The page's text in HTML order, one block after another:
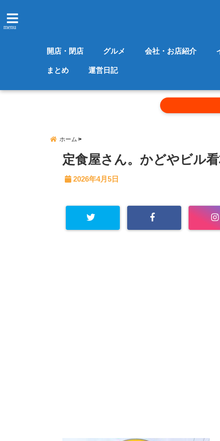
menu
開店・閉店 グルメ 会社・お店紹介
まとめ 運営日記
ホーム
定食屋さん。かどやビル
2026年4月5日